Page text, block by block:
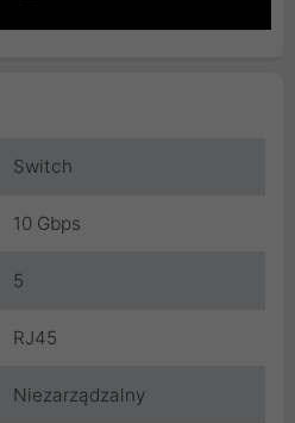
Switch
10 Gbps
5
RJ45
Niezarządzalny